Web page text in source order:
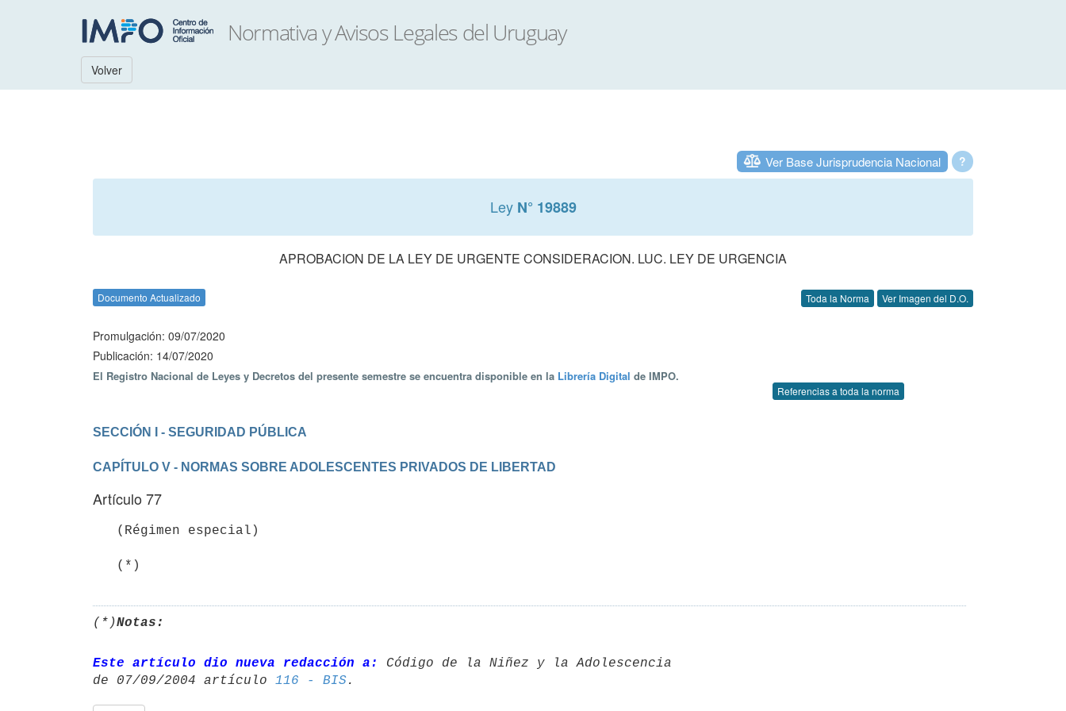
Volver
?
Ver Base Jurisprudencia Nacional
Ley N° 19889
APROBACION DE LA LEY DE URGENTE CONSIDERACION. LUC. LEY DE URGENCIA
Documento Actualizado Toda la Norma Ver Imagen del D.O.
Promulgación: 09/07/2020
Publicación: 14/07/2020
El Registro Nacional de Leyes y Decretos del presente semestre se encuentra disponible en la Librería Digital de IMPO.
Referencias a toda la norma
CAPÍTULO V - NORMAS SOBRE ADOLESCENTES PRIVADOS DE LIBERTAD
Artículo 77
   (*)
(*)Notas:
Este artículo dio nueva redacción a:
Código de la Niñez y la Adolescencia
de 07/09/2004 artículo 116 - BIS